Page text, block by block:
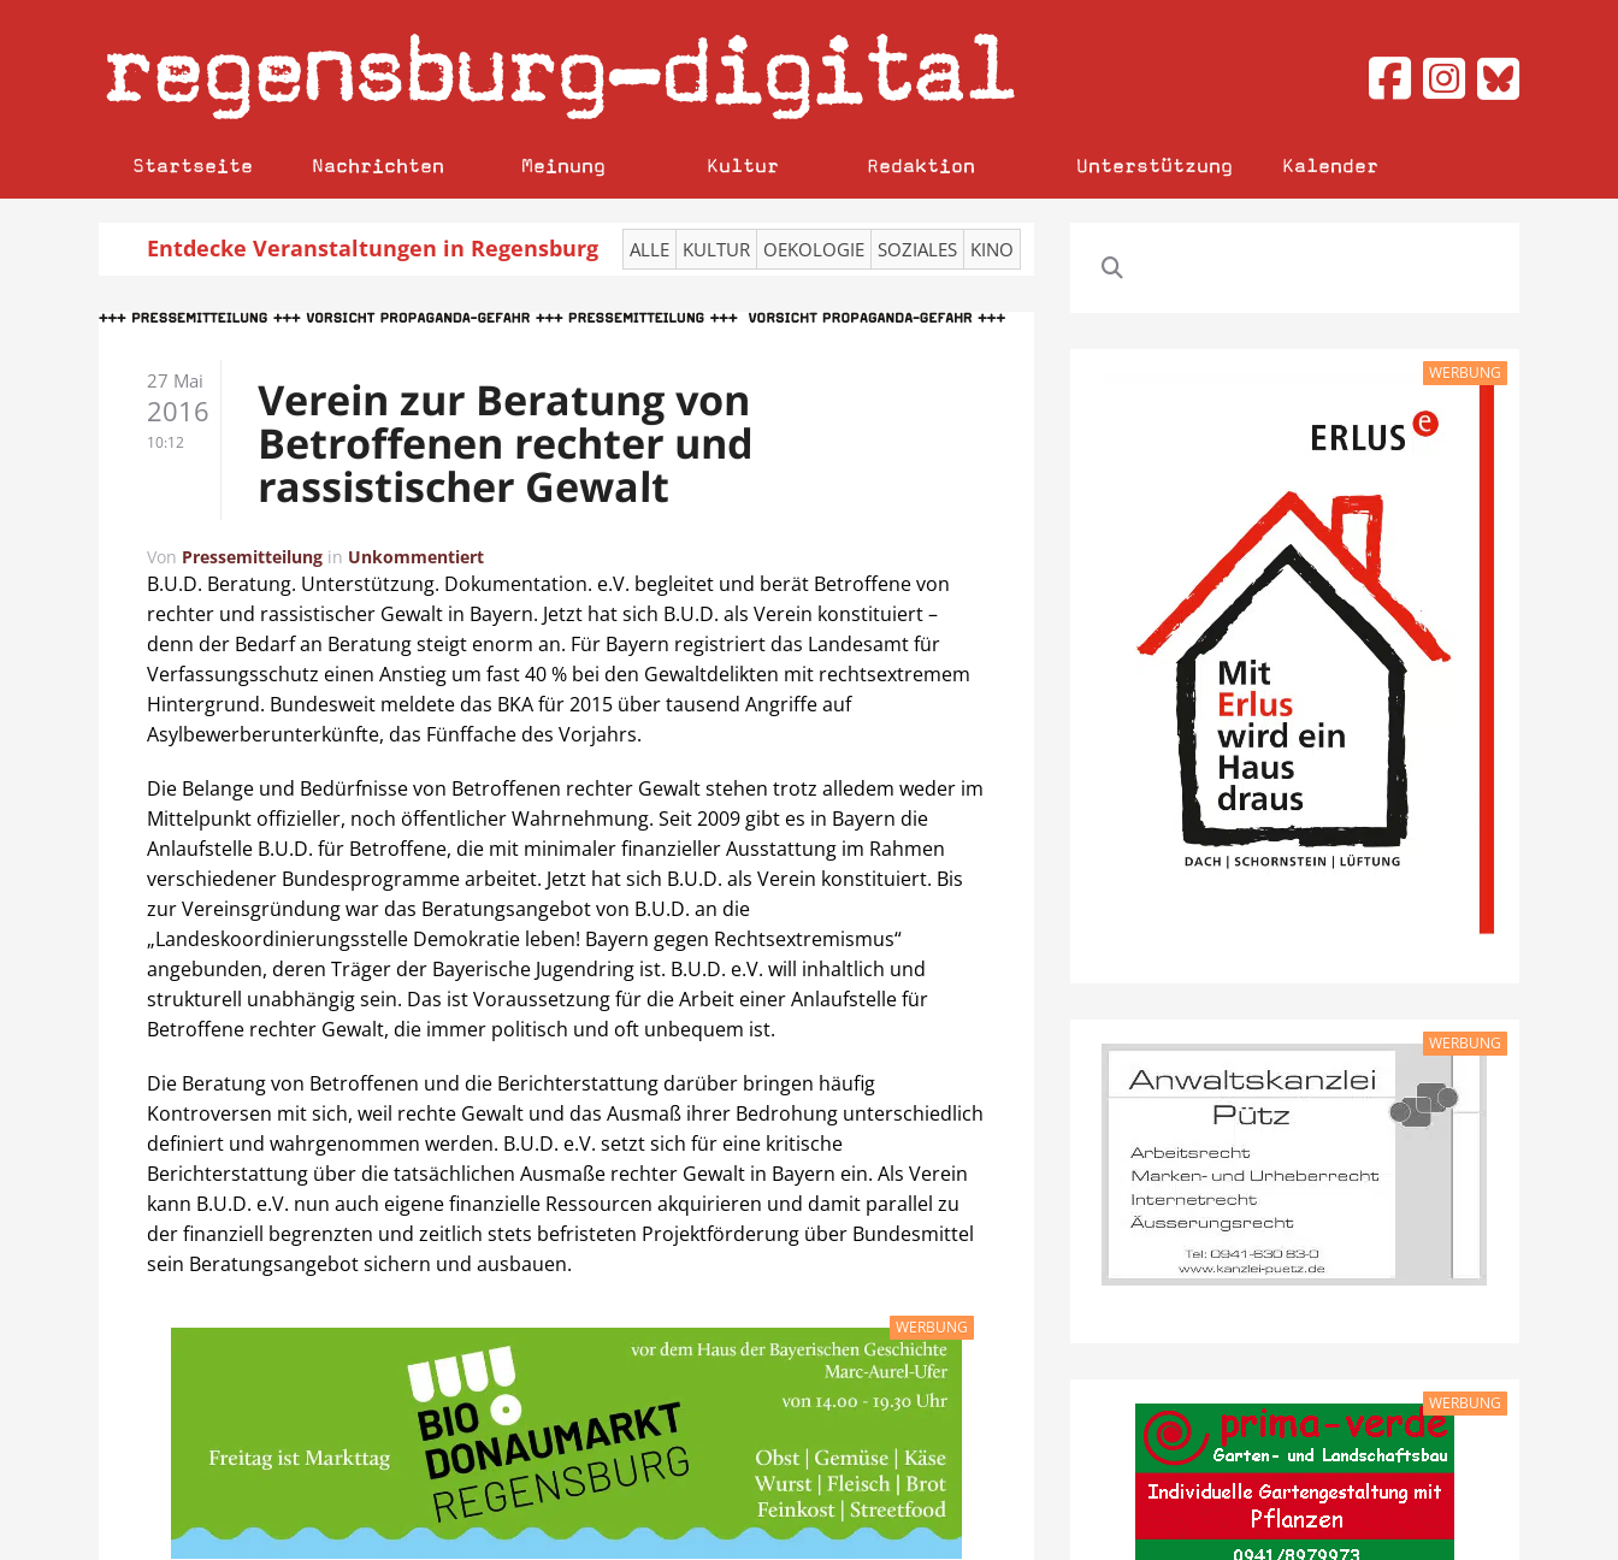
regensburg–digital
Startseite Nachrichten Meinung Kultur Redaktion Unterstützung Kalender
Entdecke Veranstaltungen in Regensburg ALLE KULTUR OEKOLOGIE SOZIALES KINO
27 Mai
2016
10:12
Verein zur Beratung von
Betroffenen rechter und
rassistischer Gewalt
Von Pressemitteilung in Unkommentiert
B.U.D. Beratung. Unterstützung. Dokumentation. e.V. begleitet und berät Betroffene von
rechter und rassistischer Gewalt in Bayern. Jetzt hat sich B.U.D. als Verein konstituiert –
denn der Bedarf an Beratung steigt enorm an. Für Bayern registriert das Landesamt für
Verfassungsschutz einen Anstieg um fast 40 % bei den Gewaltdelikten mit rechtsextremem
Hintergrund. Bundesweit meldete das BKA für 2015 über tausend Angriffe auf
Asylbewerberunterkünfte, das Fünffache des Vorjahrs.
Die Belange und Bedürfnisse von Betroffenen rechter Gewalt stehen trotz alledem weder im
Mittelpunkt offizieller, noch öffentlicher Wahrnehmung. Seit 2009 gibt es in Bayern die
Anlaufstelle B.U.D. für Betroffene, die mit minimaler finanzieller Ausstattung im Rahmen
verschiedener Bundesprogramme arbeitet. Jetzt hat sich B.U.D. als Verein konstituiert. Bis
zur Vereinsgründung war das Beratungsangebot von B.U.D. an die
„Landeskoordinierungsstelle Demokratie leben! Bayern gegen Rechtsextremismus“
angebunden, deren Träger der Bayerische Jugendring ist. B.U.D. e.V. will inhaltlich und
strukturell unabhängig sein. Das ist Voraussetzung für die Arbeit einer Anlaufstelle für
Betroffene rechter Gewalt, die immer politisch und oft unbequem ist.
Die Beratung von Betroffenen und die Berichterstattung darüber bringen häufig
Kontroversen mit sich, weil rechte Gewalt und das Ausmaß ihrer Bedrohung unterschiedlich
definiert und wahrgenommen werden. B.U.D. e.V. setzt sich für eine kritische
Berichterstattung über die tatsächlichen Ausmaße rechter Gewalt in Bayern ein. Als Verein
kann B.U.D. e.V. nun auch eigene finanzielle Ressourcen akquirieren und damit parallel zu
der finanziell begrenzten und zeitlich stets befristeten Projektförderung über Bundesmittel
sein Beratungsangebot sichern und ausbauen.
WERBUNG
WERBUNG
WERBUNG
WERBUNG